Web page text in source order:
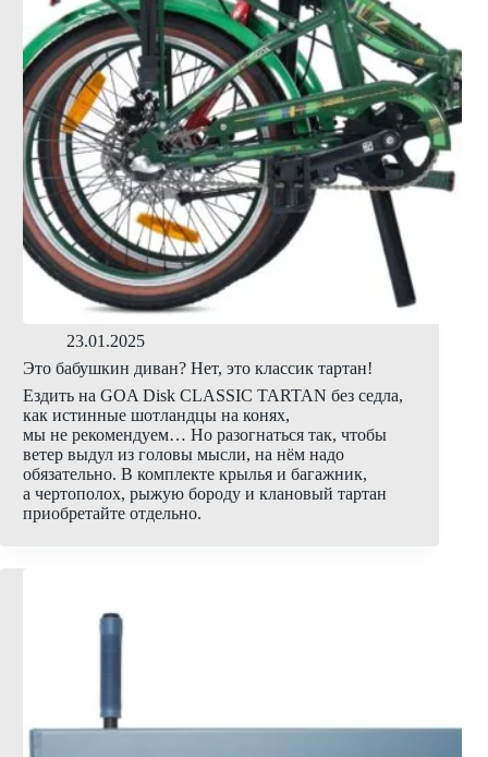
23.01.2025
Это бабушкин диван? Нет, это классик тартан!
Ездить на GOA Disk CLASSIC TARTAN без седла,
как истинные шотландцы на конях,
мы не рекомендуем… Но разогнаться так, чтобы
ветер выдул из головы мысли, на нём надо
обязательно. В комплекте крылья и багажник,
а чертополох, рыжую бороду и клановый тартан
приобретайте отдельно.